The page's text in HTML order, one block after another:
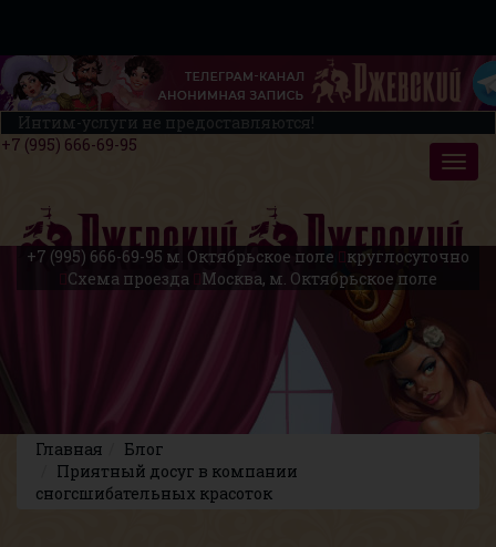
Интим-услуги не предоставляются!
+7 (995) 666-69-95
+7 (995) 666-69-95 м. Октябрьское поле
круглосуточно
Схема проезда
Москва, м. Октябрьское поле
Главная
Блог
Приятный досуг в компании
сногсшибательных красоток